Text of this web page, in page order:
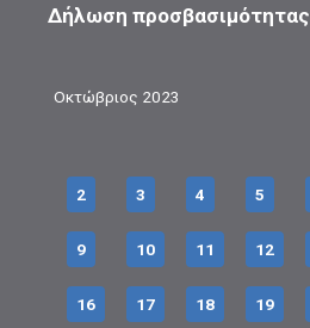
Δήλωση προσβασιμότητας
Οκτώβριος 2023
2 3 4 5
9 10 11 12
16 17 18 19